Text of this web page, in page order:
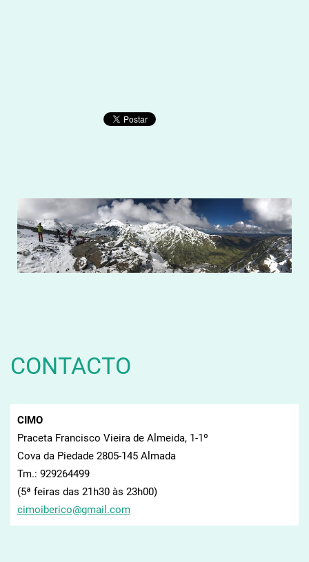
CONTACTO
CIMO
Praceta Francisco Vieira de Almeida, 1-1º
Cova da Piedade 2805-145 Almada
Tm.: 929264499
(5ª feiras das 21h30 às 23h00)
cimoiberico@gmai l.com